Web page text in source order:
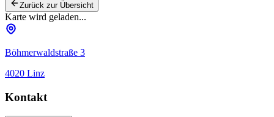
Zurück zur Übersicht
Karte wird geladen...
Böhmerwaldstraße 3
4020 Linz
Kontakt